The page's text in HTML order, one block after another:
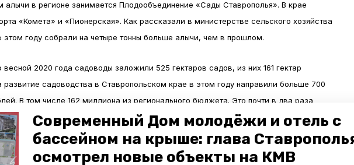
Современный Дом молодёжи и отель с
бассейном на крыше: глава
осмотрел новые объекты на КМВ
алычи в регионе занимается Плодообъединение «Сады Ставрополья». В крае
«Комета» и «Пионерская». Как рассказали в министерстве сельского хозяйства
этом году собрали на четыре тонны больше алычи, чем в прошлом.
весной 2020 года садоводы заложили 525 гектаров садов, из них 161 гектар
развитие садоводства в Ставропольском крае в этом году направили больше 700
В том числе 162 миллиона из регионального бюджета. Это почти в два раза
аграрии в 2019 году. Тогда господдержка садоводовсоставила370